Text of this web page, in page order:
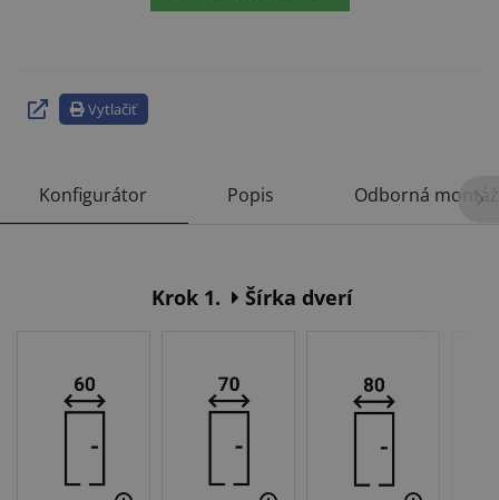
Vytlačiť
Konfigurátor Popis Odborná montáž
Krok 1. Šírka dverí